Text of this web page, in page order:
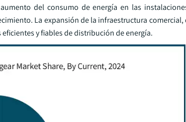
del consumo de energía en las
La expansión de la infraestructura
y fiables de distribución de energía.